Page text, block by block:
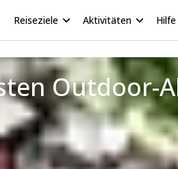
Reiseziele Aktivitäten Hilfe
Outdoor-